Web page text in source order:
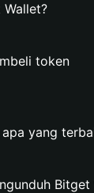
token
yang
Bitget